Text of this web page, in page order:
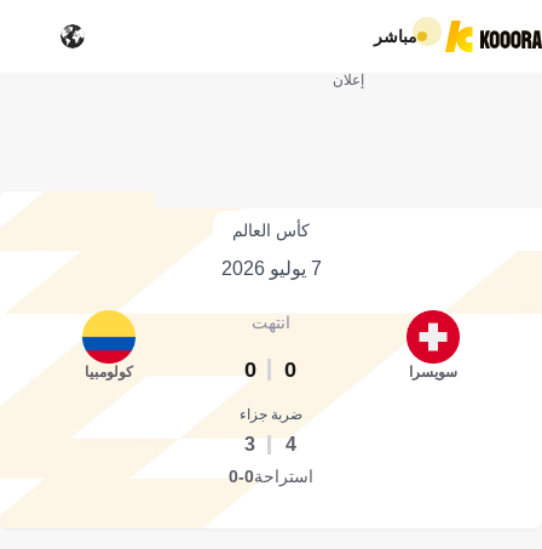
مباشر
إعلان
كأس العالم
7 يوليو 2026
سويسرا
انتهت
0
0
ضربة جزاء
4
3
كولومبيا
استراحة0-0